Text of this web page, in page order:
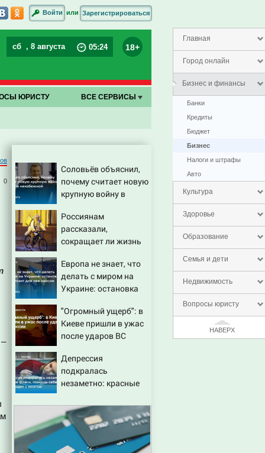
Главная
Город онлайн
Бизнес и финансы
Банки
Кредиты
Бюджет
Бизнес
Налоги и штрафы
Авто
Культура
Здоровье
Образование
Семья и дети
Недвижимость
Вопросы юристу
НАВЕРХ
Войти или Зарегистрироваться
сб , 8 августа 05:24 18+
ЮРИСТУ ВСЕ СЕРВИСЫ
0
Соловьёв объяснил,
почему считает новую
крупную войну в
Россиянам
рассказали,
сокращает ли жизнь
Европа не знает, что
делать с миром на
Украине: остановка
хаосом
"Огромный ущерб": в
Киеве пришли в ужас
после ударов ВС
Депрессия
подкралась
незаметно: красные
что происходит с
мозгом